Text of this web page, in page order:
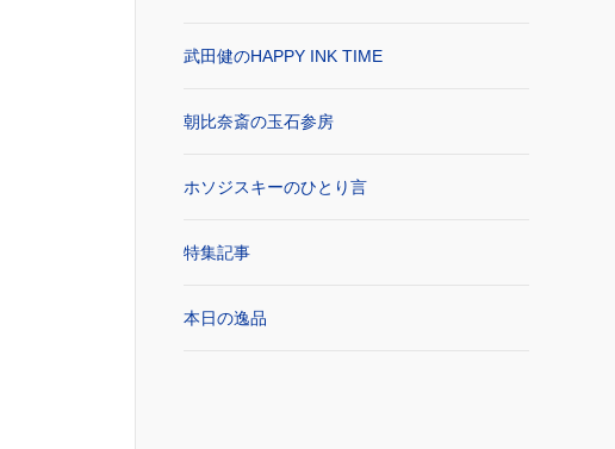
武田健のHAPPY INK TIME
朝比奈斎の玉石参房
ホソジスキーのひとり言
特集記事
本日の逸品